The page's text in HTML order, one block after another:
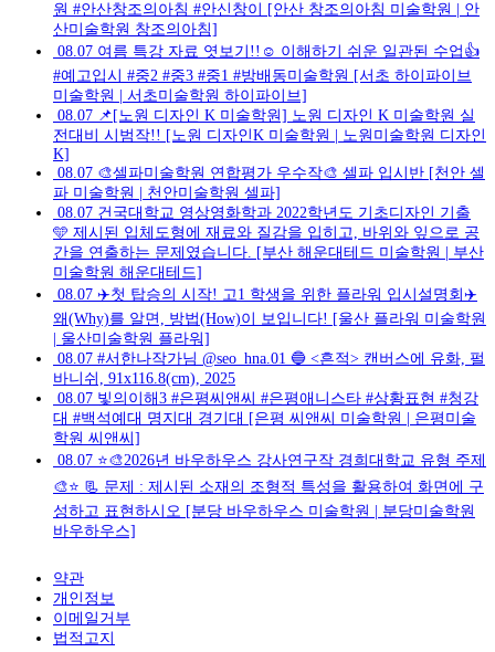
원 #안산창조의아침 #안신창이 [안산 창조의아침 미술학원 | 안
산미술학원 창조의아침]
08.07 여름 특강 자료 엿보기!!☺️ 이해하기 쉬운 일관된 수업👍
#예고입시 #중2 #중3 #중1 #방배동미술학원 [서초 하이파이브
미술학원 | 서초미술학원 하이파이브]
08.07 📌[노원 디자인 K 미술학원] 노원 디자인 K 미술학원 실
전대비 시범작!! [노원 디자인K 미술학원 | 노원미술학원 디자인
K]
08.07 🎨셀파미술학원 연합평가 우수작🎨 셀파 입시반 [천안 셀
파 미술학원 | 천안미술학원 셀파]
08.07 건국대학교 영상영화학과 2022학년도 기초디자인 기출
🩵 제시된 입체도형에 재료와 질감을 입히고, 바위와 잎으로 공
간을 연출하는 문제였습니다. [부산 해운대테드 미술학원 | 부산
미술학원 해운대테드]
08.07 ✈️첫 탑승의 시작! 고1 학생을 위한 플라워 입시설명회✈️
왜(Why)를 알면, 방법(How)이 보입니다! [울산 플라워 미술학원
| 울산미술학원 플라워]
08.07 #서한나작가님 @seo_hna.01 🔵 <흔적> 캔버스에 유화, 펄
바니쉬, 91x116.8(cm), 2025
08.07 빛의이해3 #은평씨앤씨 #은평애니스타 #상황표현 #청강
대 #백석예대 명지대 경기대 [은평 씨앤씨 미술학원 | 은평미술
학원 씨앤씨]
08.07 ⭐🎨2026년 바우하우스 강사연구작 경희대학교 유형 주제
🎨⭐ 📃 문제 : 제시된 소재의 조형적 특성을 활용하여 화면에 구
성하고 표현하시오 [분당 바우하우스 미술학원 | 분당미술학원
바우하우스]
약관
개인정보
이메일거부
법적고지